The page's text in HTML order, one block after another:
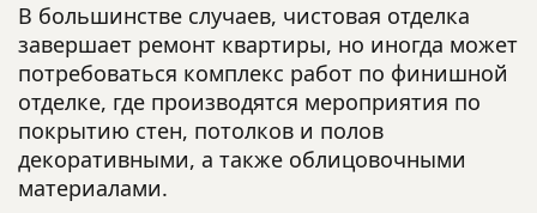
В большинстве случаев, чистовая отделка
завершает ремонт квартиры, но иногда может
потребоваться комплекс работ по финишной
отделке, где производятся мероприятия по
покрытию стен, потолков и полов
декоративными, а также облицовочными
материалами.